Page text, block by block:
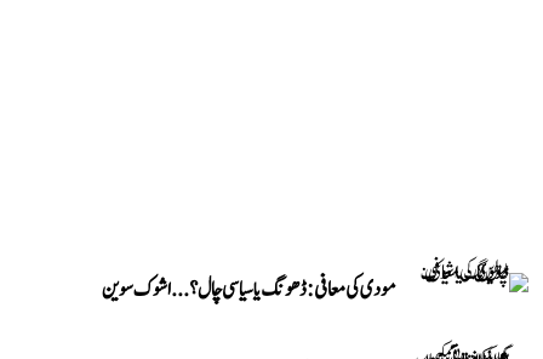
مودی کی معافی: ڈھونگ یا سیاسی چال؟...اشوک سوین